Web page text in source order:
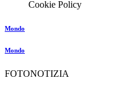
Cookie Policy
Mondo
Mondo
FOTONOTIZIA